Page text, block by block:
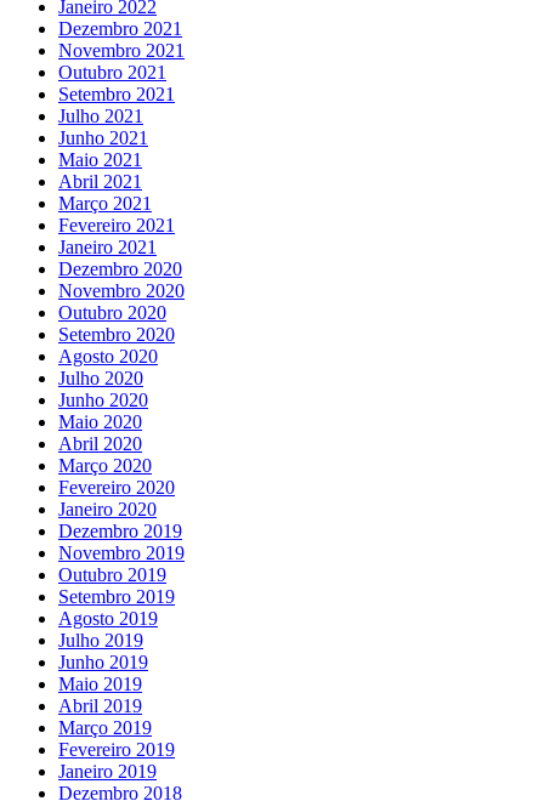
Janeiro 2022
Dezembro 2021
Novembro 2021
Outubro 2021
Setembro 2021
Julho 2021
Junho 2021
Maio 2021
Abril 2021
Março 2021
Fevereiro 2021
Janeiro 2021
Dezembro 2020
Novembro 2020
Outubro 2020
Setembro 2020
Agosto 2020
Julho 2020
Junho 2020
Maio 2020
Abril 2020
Março 2020
Fevereiro 2020
Janeiro 2020
Dezembro 2019
Novembro 2019
Outubro 2019
Setembro 2019
Agosto 2019
Julho 2019
Junho 2019
Maio 2019
Abril 2019
Março 2019
Fevereiro 2019
Janeiro 2019
Dezembro 2018